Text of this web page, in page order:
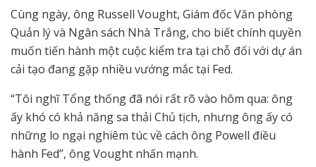
Cùng ngày, ông Russell Vought, Giám đốc Văn phòng
Quản lý và Ngân sách Nhà Trắng, cho biết chính quyền
muốn tiến hành một cuộc kiểm tra tại chỗ đối với dự án
cải tạo đang gặp nhiều vướng mắc tại Fed.
“Tôi nghĩ Tổng thống đã nói rất rõ vào hôm qua: ông
ấy khó có khả năng sa thải Chủ tịch, nhưng ông ấy có
những lo ngại nghiêm túc về cách ông Powell điều
hành Fed”, ông Vought nhấn mạnh.